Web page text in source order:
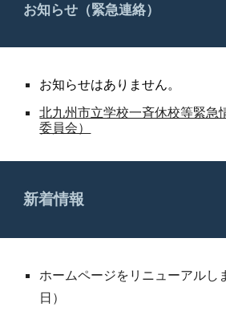
お知らせ（緊急連絡）
お知らせはありません。
北九州市立学校一斉休校等緊急
委員会）
新着情報
ホームページをリニューアルし
日 ）